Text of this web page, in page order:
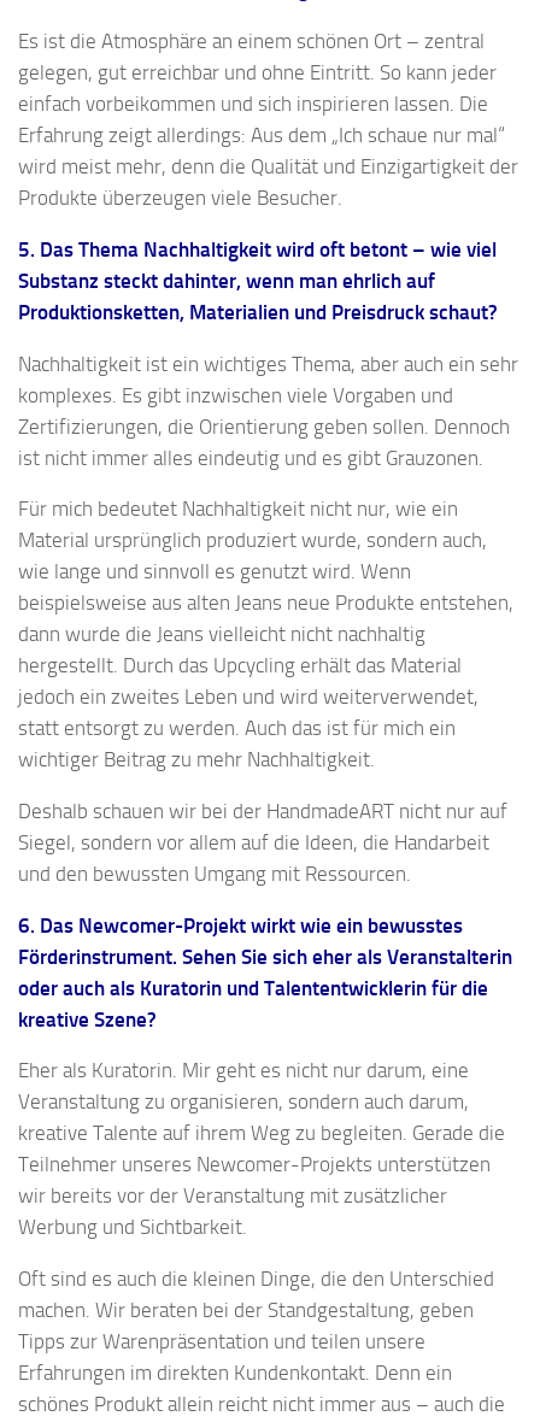
Es ist die Atmosphäre an einem schönen Ort – zentral
gelegen, gut erreichbar und ohne Eintritt. So kann jeder
einfach vorbeikommen und sich inspirieren lassen. Die
Erfahrung zeigt allerdings: Aus dem „Ich schaue nur mal“
wird meist mehr, denn die Qualität und Einzigartigkeit der
Produkte überzeugen viele Besucher.
5. Das Thema Nachhaltigkeit wird oft betont – wie viel
Substanz steckt dahinter, wenn man ehrlich auf
Produktionsketten, Materialien und Preisdruck schaut?
Nachhaltigkeit ist ein wichtiges Thema, aber auch ein sehr
komplexes. Es gibt inzwischen viele Vorgaben und
Zertifizierungen, die Orientierung geben sollen. Dennoch
ist nicht immer alles eindeutig und es gibt Grauzonen.
Für mich bedeutet Nachhaltigkeit nicht nur, wie ein
Material ursprünglich produziert wurde, sondern auch,
wie lange und sinnvoll es genutzt wird. Wenn
beispielsweise aus alten Jeans neue Produkte entstehen,
dann wurde die Jeans vielleicht nicht nachhaltig
hergestellt. Durch das Upcycling erhält das Material
jedoch ein zweites Leben und wird weiterverwendet,
statt entsorgt zu werden. Auch das ist für mich ein
wichtiger Beitrag zu mehr Nachhaltigkeit.
Deshalb schauen wir bei der HandmadeART nicht nur auf
Siegel, sondern vor allem auf die Ideen, die Handarbeit
und den bewussten Umgang mit Ressourcen.
6. Das Newcomer-Projekt wirkt wie ein bewusstes
Förderinstrument. Sehen Sie sich eher als Veranstalterin
oder auch als Kuratorin und Talententwicklerin für die
kreative Szene?
Eher als Kuratorin. Mir geht es nicht nur darum, eine
Veranstaltung zu organisieren, sondern auch darum,
kreative Talente auf ihrem Weg zu begleiten. Gerade die
Teilnehmer unseres Newcomer-Projekts unterstützen
wir bereits vor der Veranstaltung mit zusätzlicher
Werbung und Sichtbarkeit.
Oft sind es auch die kleinen Dinge, die den Unterschied
machen. Wir beraten bei der Standgestaltung, geben
Tipps zur Warenpräsentation und teilen unsere
Erfahrungen im direkten Kundenkontakt. Denn ein
schönes Produkt allein reicht nicht immer aus – auch die